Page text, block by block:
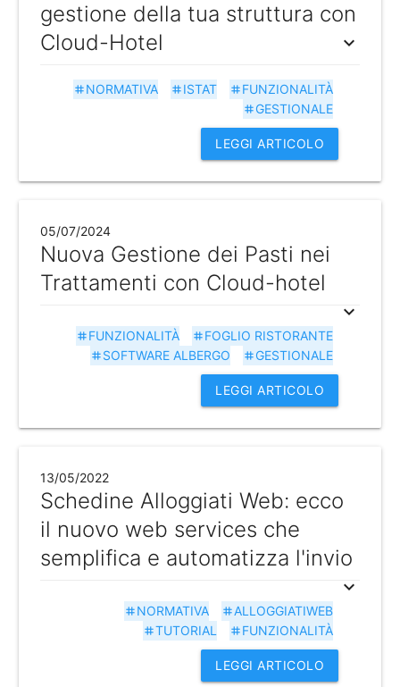
gestione della tua struttura con
Cloud-Hotel
expand_more
tag FUNZIONALITÀ
tag ISTAT
tag NORMATIVA
tag GESTIONALE
LEGGI ARTICOLO
05/07/2024
Nuova Gestione dei Pasti nei
Trattamenti con Cloud-hotel
expand_more
tag FOGLIO RISTORANTE
tag FUNZIONALITÀ
tag GESTIONALE
tag SOFTWARE ALBERGO
LEGGI ARTICOLO
13/05/2022
Schedine Alloggiati Web: ecco
il nuovo web services che
semplifica e automatizza l'invio
expand_more
tag ALLOGGIATIWEB
tag NORMATIVA
tag FUNZIONALITÀ
tagTUTORIAL
LEGGI ARTICOLO